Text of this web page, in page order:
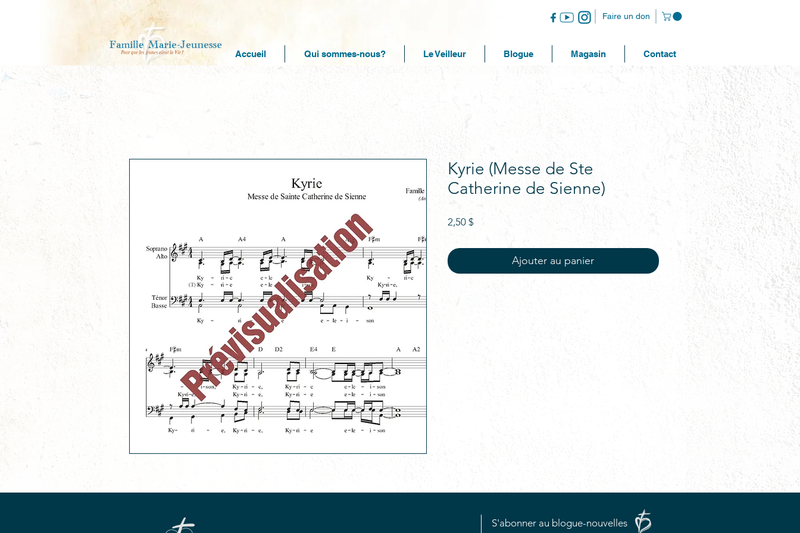
Faire un don
Accueil Qui sommes-nous? Le Veilleur Blogue Magasin Contact
Kyrie (Messe de Ste
Catherine de Sienne)
2,50 $Prix
Ajouter au panier
S'abonner au blogue-nouvelles